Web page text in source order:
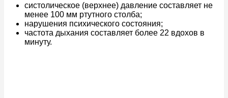
систолическое (верхнее) давление составляет не
менее 100 мм ртутного столба;
нарушения психического состояния;
частота дыхания составляет более 22 вдохов в
минуту.